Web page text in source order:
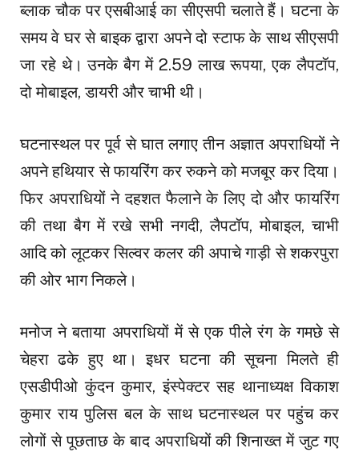
ब्लाक चौक पर एसबीआई का सीएसपी चलाते हैं। घटना के
समय वे घर से बाइक द्वारा अपने दो स्टाफ के साथ सीएसपी
जा रहे थे। उनके बैग में 2.59 लाख रूपया, एक लैपटॉप,
दो मोबाइल, डायरी और चाभी थी।
घटनास्थल पर पूर्व से घात लगाए तीन अज्ञात अपराधियों ने
अपने हथियार से फायरिंग कर रुकने को मजबूर कर दिया।
फिर अपराधियों ने दहशत फैलाने के लिए दो और फायरिंग
की तथा बैग में रखे सभी नगदी, लैपटॉप, मोबाइल, चाभी
आदि को लूटकर सिल्वर कलर की अपाचे गाड़ी से शकरपुरा
की ओर भाग निकले।
मनोज ने बताया अपराधियों में से एक पीले रंग के गमछे से
चेहरा ढके हुए था। इधर घटना की सूचना मिलते ही
एसडीपीओ कुंदन कुमार, इंस्पेक्टर सह थानाध्यक्ष विकाश
कुमार राय पुलिस बल के साथ घटनास्थल पर पहुंच कर
लोगों से पूछताछ के बाद अपराधियों की शिनाख्त में जुट गए